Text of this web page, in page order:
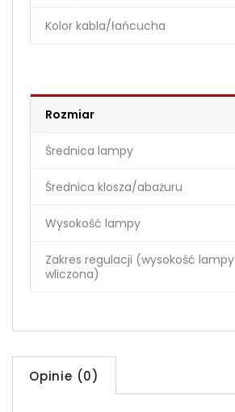
Kolor kabla/łańcucha
Rozmiar
Średnica lampy
Średnica klosza/abażuru
Wysokość lampy
Zakres regulacji (wysokość lampy
wliczona)
Opinie (0)